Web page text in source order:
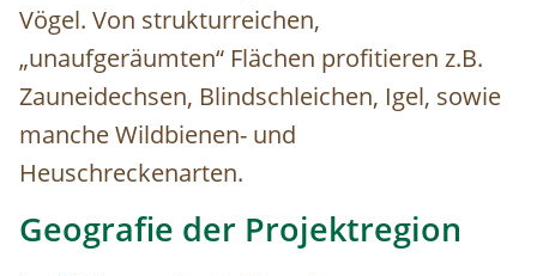
Vögel. Von strukturreichen,
„unaufgeräumten“ Flächen profitieren z.B.
Zauneidechsen, Blindschleichen, Igel, sowie
manche Wildbienen- und
Heuschreckenarten.
Geografie der Projektregion